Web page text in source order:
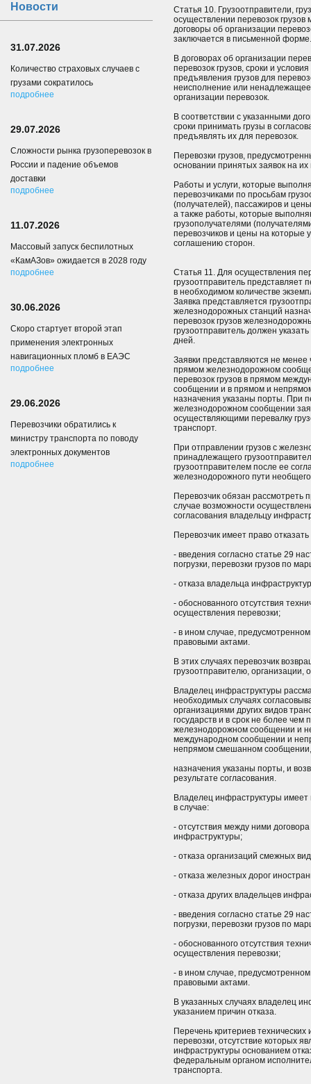
Статья 10. Грузоотправители,
осуществлении перевозок грузов
договоры об организации
заключается в письменной форме.
В договорах об организации
перевозок грузов, сроки и
предъявления грузов для
неисполнение или
организации перевозок.
В соответствии с указанными
сроки принимать грузы в
предъявлять их для перевозок.
Перевозки грузов,
основании принятых заявок на их
Работы и услуги, которые
перевозчиками по просьбам
(получателей), пассажиров и
а также работы, которые
грузополучателями
перевозчиков и цены на которые
соглашению сторон.
Статья 11. Для осуществления
грузоотправитель
в необходимом количестве
Заявка представляется
железнодорожных станций
перевозок грузов
грузоотправитель должен
дней.
Заявки представляются не менее
прямом железнодорожном
перевозок грузов в прямом
сообщении и в прямом и
назначения указаны порты. При
железнодорожном сообщении
осуществляющими перевалку
транспорт.
При отправлении грузов с
принадлежащего
грузоотправителем после ее
железнодорожного пути
Перевозчик обязан рассмотреть
случае возможности
согласования владельцу
Перевозчик имеет право
- введения согласно статье 29
погрузки, перевозки грузов по
- отказа владельца
- обоснованного отсутствия
осуществления перевозки;
- в ином случае,
правовыми актами.
В этих случаях перевозчик
грузоотправителю, организации,
Владелец инфраструктуры
необходимых случаях
организациями других видов
государств и в срок не более чем
железнодорожном сообщении и
международном сообщении и
непрямом смешанном сообщении,
назначения указаны порты, и
результате согласования.
Владелец инфраструктуры имеет
в случае:
- отсутствия между ними
инфраструктуры;
- отказа организаций смежных
- отказа железных дорог
- отказа других владельцев
- введения согласно статье 29
погрузки, перевозки грузов по
- обоснованного отсутствия
осуществления перевозки;
- в ином случае,
правовыми актами.
В указанных случаях владелец
указанием причин отказа.
Перечень критериев
перевозки, отсутствие которых
инфраструктуры основанием
федеральным органом
транспорта.
Новости
31.07.2026
Количество страховых случаев с
грузами сократилось
подробнее
29.07.2026
Сложности рынка грузоперевозок в
России и падение объемов
доставки
подробнее
11.07.2026
Массовый запуск беспилотных
«КамАЗов» ожидается в 2028 году
подробнее
30.06.2026
Скоро стартует второй этап
применения электронных
навигационных пломб в ЕАЭС
подробнее
29.06.2026
Перевозчики обратились к
министру транспорта по поводу
электронных документов
подробнее